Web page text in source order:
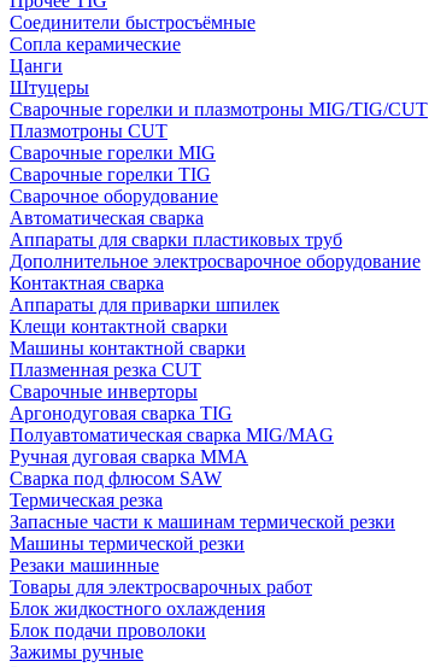
Соединители быстросъёмные
Сопла керамические
Цанги
Штуцеры
Сварочные горелки и плазмотроны MIG/TIG/CUT
Плазмотроны CUT
Сварочные горелки MIG
Сварочные горелки TIG
Сварочное оборудование
Автоматическая сварка
Аппараты для сварки пластиковых труб
Дополнительное электросварочное оборудование
Контактная сварка
Аппараты для приварки шпилек
Клещи контактной сварки
Машины контактной сварки
Плазменная резка CUT
Сварочные инверторы
Аргонодуговая сварка TIG
Полуавтоматическая сварка MIG/MAG
Ручная дуговая сварка MMA
Сварка под флюсом SAW
Термическая резка
Запасные части к машинам термической резки
Машины термической резки
Резаки машинные
Товары для электросварочных работ
Блок жидкостного охлаждения
Блок подачи проволоки
Зажимы ручные